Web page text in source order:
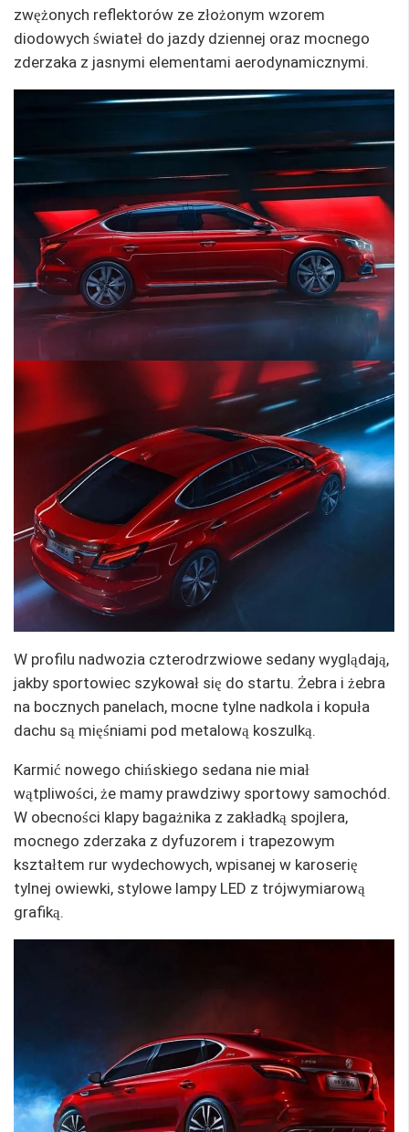
zwężonych reflektorów ze złożonym wzorem
diodowych świateł do jazdy dziennej oraz mocnego
zderzaka z jasnymi elementami aerodynamicznymi.
W profilu nadwozia czterodrzwiowe sedany wyglądają,
jakby sportowiec szykował się do startu. Żebra i żebra
na bocznych panelach, mocne tylne nadkola i kopuła
dachu są mięśniami pod metalową koszulką.
Karmić nowego chińskiego sedana nie miał
wątpliwości, że mamy prawdziwy sportowy samochód.
W obecności klapy bagażnika z zakładką spojlera,
mocnego zderzaka z dyfuzorem i trapezowym
kształtem rur wydechowych, wpisanej w karoserię
tylnej owiewki, stylowe lampy LED z trójwymiarową
grafiką.